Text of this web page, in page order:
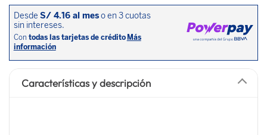
Características y descripción